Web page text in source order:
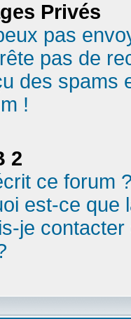
Privés
pas
pas de
des spams
!
2
ce forum ?
est-ce que
je